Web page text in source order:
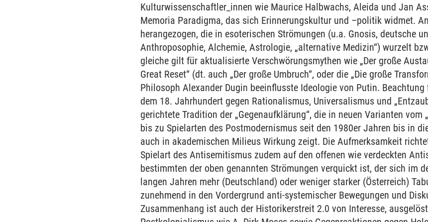
Kulturwissenschaftler_innen wie Maurice Halbwachs, Aleida und Jan
Memoria Paradigma, das sich Erinnerungskultur und –politik widmet.
herangezogen, die in esoterischen Strömungen (u.a. Gnosis, deutsche
Anthroposophie, Alchemie, Astrologie, „alternative Medizin“) wurzelt
gleiche gilt für aktualisierte Verschwörungsmythen wie „Der große
Great Reset“ (dt. auch „Der große Umbruch“, oder die „Die große
Philosoph Alexander Dugin beeinflusste Ideologie von Putin.
dem 18. Jahrhundert gegen Rationalismus, Universalismus und
gerichtete Tradition der „Gegenaufklärung“, die in neuen Varianten vom
bis zu Spielarten des Postmodernismus seit den 1980er Jahren bis in
auch in akademischen Milieus Wirkung zeigt. Die Aufmerksamkeit
Spielart des Antisemitismus zudem auf den offenen wie verdeckten
bestimmten der oben genannten Strömungen verquickt ist, der sich im
langen Jahren mehr (Deutschland) oder weniger starker (Österreich)
zunehmend in den Vordergrund anti-systemischer Bewegungen und
Zusammenhang ist auch der Historikerstreit 2.0 von Interesse,